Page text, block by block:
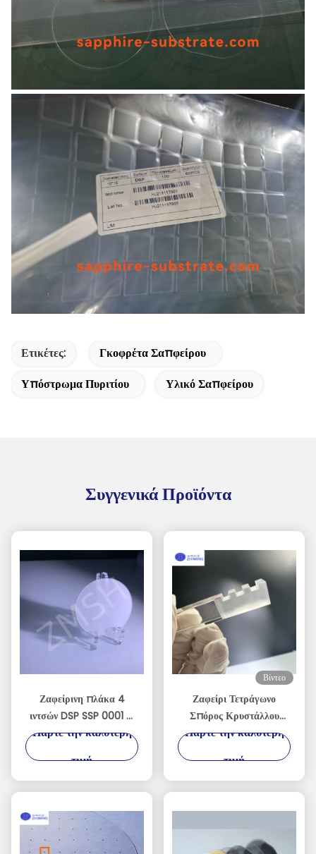
Ετικέτες:
Γκοφρέτα Σαπφείρου
Υπόστρωμα Πυριτίου
Υλικό Σαπφείρου
Συγγενικά Προϊόντα
Ζαφείρινη πλάκα 4
ιντσών DSP SSP 0001 C
Πλάνο Αποδέχομαι
Πάρτε την καλύτερη
τιμή
Βίντεο
Ζαφείρι Τετράγωνο
Σπόρος Κρυστάλλου
Ακριβείας
Πάρτε την καλύτερη
τιμή